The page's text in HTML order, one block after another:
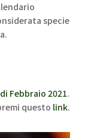
specie
di Febbraio 2021.
questo link.